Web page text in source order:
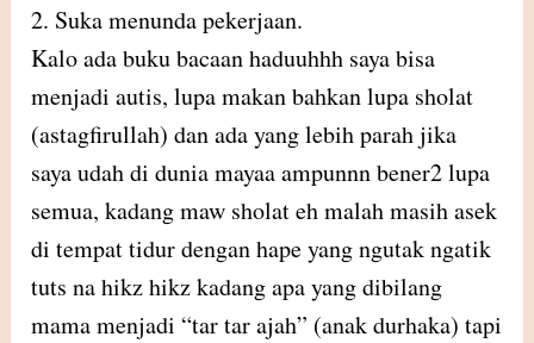
2. Suka menunda pekerjaan.
Kalo ada buku bacaan haduuhhh saya bisa
menjadi autis, lupa makan bahkan lupa sholat
(astagfirullah) dan ada yang lebih parah jika
saya udah di dunia mayaa ampunnn bener2 lupa
semua, kadang maw sholat eh malah masih asek
di tempat tidur dengan hape yang ngutak ngatik
tuts na hikz hikz kadang apa yang dibilang
mama menjadi “tar tar ajah” (anak durhaka) tapi